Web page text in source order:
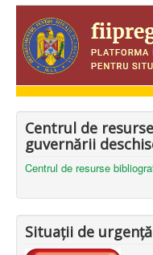
Centrul de
guvernării
Centrul de resurse
Situații de urgență